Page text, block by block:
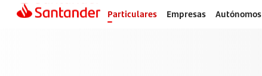
Banco Particulares Empresas Autónomos